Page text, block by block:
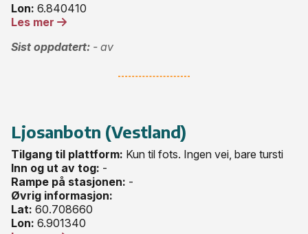
Lon: 6.840410
Les mer
Sist oppdatert: - av
Ljosanbotn (Vestland)
Tilgang til plattform: Kun til fots. Ingen vei, bare tursti
Inn og ut av tog: -
Rampe på stasjonen: -
Øvrig informasjon:
Lat: 60.708660
Lon: 6.901340